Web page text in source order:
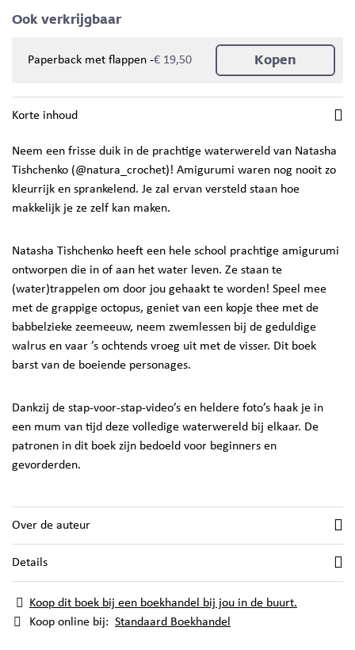
Ook verkrijgbaar
Paperback met flappen -€ 19,50 Kopen
Korte inhoud
Neem een frisse duik in de prachtige waterwereld van Natasha
Tishchenko (@natura_crochet)! Amigurumi waren nog nooit zo
kleurrijk en sprankelend. Je zal ervan versteld staan hoe
makkelijk je ze zelf kan maken.
Natasha Tishchenko heeft een hele school prachtige amigurumi
ontworpen die in of aan het water leven. Ze staan te
(water)trappelen om door jou gehaakt te worden! Speel mee
met de grappige octopus, geniet van een kopje thee met de
babbelzieke zeemeeuw, neem zwemlessen bij de geduldige
walrus en vaar ’s ochtends vroeg uit met de visser. Dit boek
barst van de boeiende personages.
Dankzij de stap-voor-stap-video’s en heldere foto’s haak je in
een mum van tijd deze volledige waterwereld bij elkaar. De
patronen in dit boek zijn bedoeld voor beginners en
gevorderden.
Over de auteur
Details
Koop dit boek bij een boekhandel bij jou in de buurt.
Koop online bij: Standaard Boekhandel